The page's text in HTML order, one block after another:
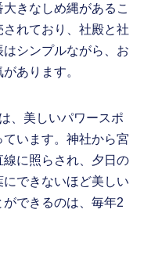
きなしめ縄があるこ
れており、社殿と社
シンプルながら、お
あります。
、美しいパワースポ
います。神社から宮
に照らされ、夕日の
できないほど美しい
できるのは、毎年2